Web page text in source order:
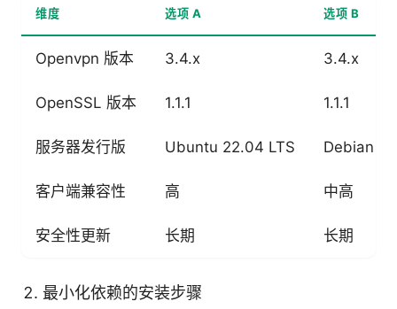
维度 选项 A 选项 B
Openvpn 版本 3.4.x 3.4.x
OpenSSL 版本 1.1.1 1.1.1
服务器发行版 Ubuntu 22.04 LTS Debian 12
客户端兼容性 高 中高
安全性更新 长期 长期
最小化依赖的安装步骤